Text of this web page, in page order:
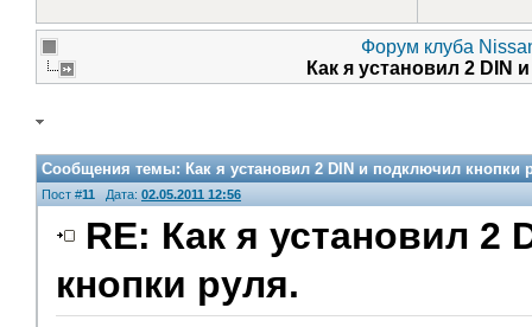
Форум клуба
Как я установил 2 DIN
Сообщения темы:Как я установил 2 DIN и подключил кнопки
Пост #11 Дата: 02.05.2011 12:56
RE: Как я установил 2
кнопки руля.